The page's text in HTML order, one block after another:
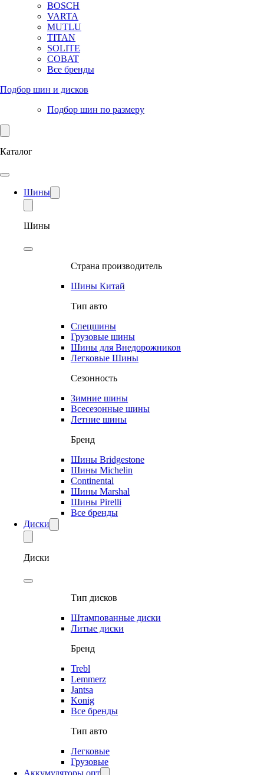
BOSCH
VARTA
MUTLU
TITAN
SOLITE
COBAT
Все бренды
Подбор шин и дисков
Подбор шин по размеру
Каталог
Шины
Шины
Страна производитель
Шины Китай
Тип авто
Спецшины
Грузовые шины
Шины для Внедорожников
Легковые Шины
Сезонность
Зимние шины
Всесезонные шины
Летние шины
Бренд
Шины Bridgestone
Шины Michelin
Continental
Шины Marshal
Шины Pirelli
Все бренды
Диски
Диски
Тип дисков
Штампованные диски
Литые диски
Бренд
Trebl
Lemmerz
Jantsa
Konig
Все бренды
Тип авто
Легковые
Грузовые
Аккумуляторы опт